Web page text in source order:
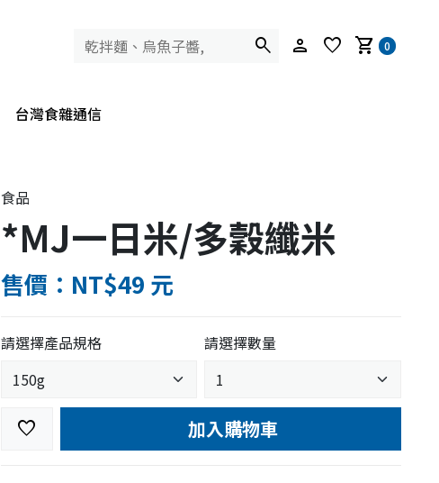
search person favorite shopping_cart 0
台灣食雜通信
食品
*MJ一日米/多穀纖米
售價：NT$49 元
請選擇產品規格 請選擇數量
favorite 加入購物車